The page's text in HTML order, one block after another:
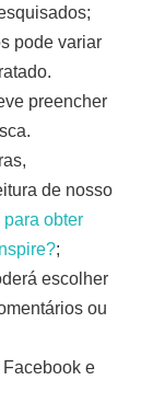
pode variar
preencher
de nosso
obter
;
escolher
ou
e